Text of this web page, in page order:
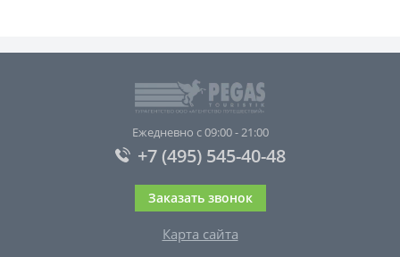
Ежедневно с 09:00 - 21:00
+7 (495) 545-40-48
Заказать звонок
Карта сайта